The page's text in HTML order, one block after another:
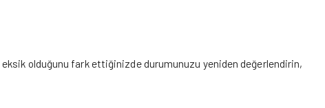
eksik olduğunu fark ettiğinizde durumunuzu yeniden değerlendirin,